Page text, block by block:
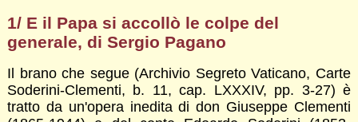
1/ E il Papa si accollò le colpe del
generale, di Sergio Pagano
Il brano che segue (Archivio Segreto Vaticano, Carte
Soderini-Clementi, b. 11, cap. LXXXIV, pp. 3-27) è
tratto da un'opera inedita di don Giuseppe Clementi